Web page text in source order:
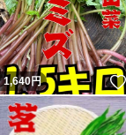
1,640円